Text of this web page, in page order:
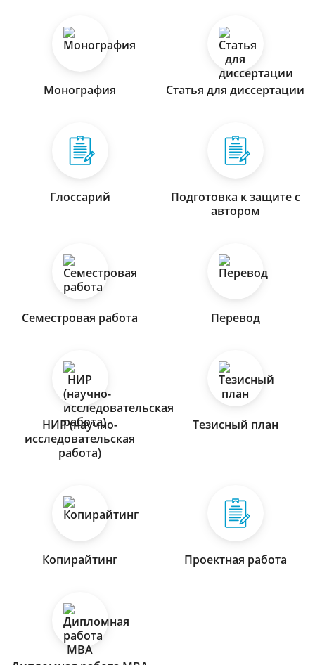
Монография Статья для диссертации
Глоссарий
Подготовка к защите с
автором
Семестровая работа Перевод
НИР (научно-
исследовательская
работа)
Тезисный план
Копирайтинг Проектная работа